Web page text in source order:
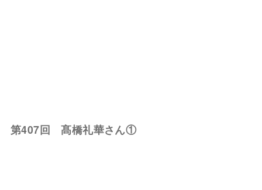
第407回 髙橋礼華さん①